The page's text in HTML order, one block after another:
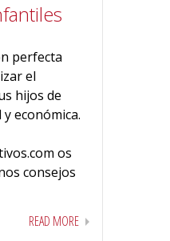
perfecta
el
hijos de
económica.
os
consejos
READ MORE